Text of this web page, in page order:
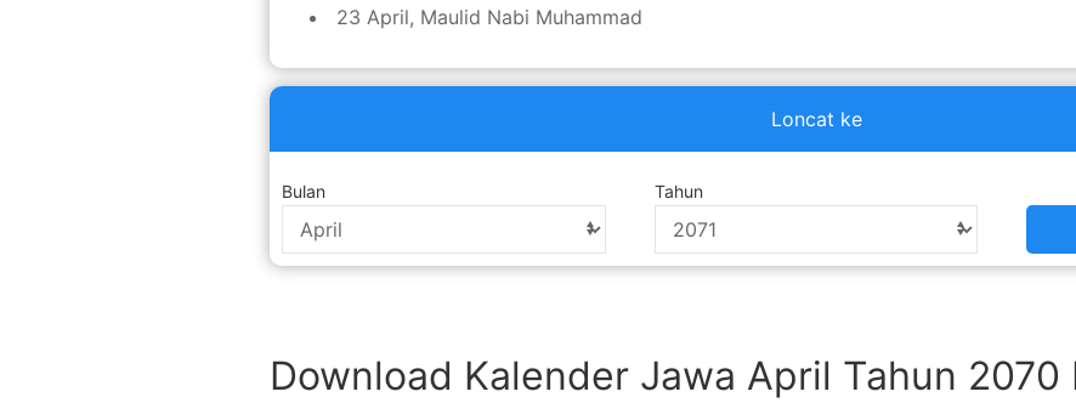
23 April, Maulid Nabi Muhammad
Loncat ke
Bulan
Tahun
Download Kalender Jawa April Tahun 2070